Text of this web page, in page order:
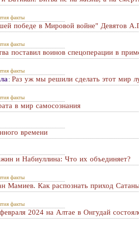
факты
победе в Мировой войне" Девятов
факты
поставил воинов спецоперации в
факты
: Раз уж мы решили сделать этот мир
факты
в мир самосознания
времени
и Набиуллина: Что их объединяет?
факты
Мамиев. Как распознать приход
факты
2024 на Алтае в Онгудай